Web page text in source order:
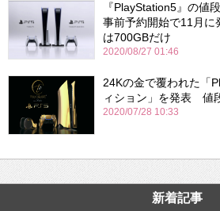
『PlayStation5』の
事前予約開始で11月
は700GBだけ
2020/08/27 01:46
24Kの金で覆われた「
ィション」を発表 値
2020/07/28 10:33
新着記事